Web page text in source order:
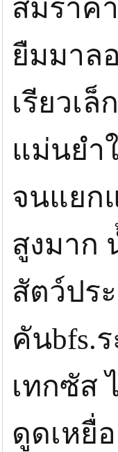
สมราค
ยืมมาล
เรียวเ
แม่นยำ
จนแยก
สูงมาก
สัตว์ปร
คันbfs.
เทกซัส
ดูดเหยื่